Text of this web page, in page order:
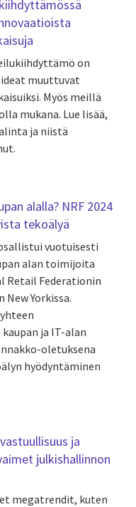
on
ideat muuttuvat
Myös meillä
mukana. Lue lisää,
ja niistä
alalla? NRF 2024
tekoälyä
vuotuisesti
alan toimijoita
Retail Federationin
Yorkissa.
ja IT-alan
oletuksena
hyödyntäminen
ja
julkishallinnon
megatrendit, kuten